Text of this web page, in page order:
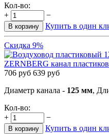
Кол-во:
+
−
В корзину Купить в один
Скидка 9%
ZERNBERG канал
706 руб 639 руб
Диаметр канала - 125 мм,
Кол-во:
+
−
В корзину Купить в один